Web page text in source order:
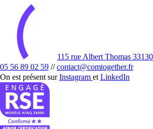
115 rue Albert Thomas
05 56 89 02 59 // contact@comtogether.fr
On est présent surInstagram etLinkedIn